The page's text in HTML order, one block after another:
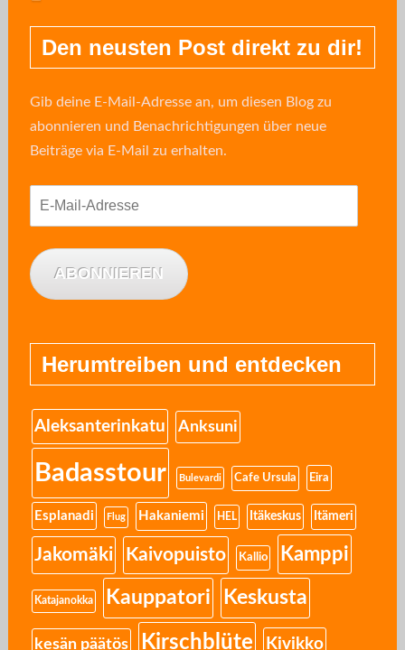
Den neusten Post direkt zu dir!
Gib deine E-Mail-Adresse an, um diesen Blog zu
abonnieren und Benachrichtigungen über neue
Beiträge via E-Mail zu erhalten.
ABONNIEREN
Herumtreiben und entdecken
Aleksanterinkatu Anksuni
Badasstour Bulevardi Cafe Ursula Eira
Esplanadi Flug Hakaniemi HEL Itäkeskus Itämeri
Jakomäki Kaivopuisto Kallio Kamppi
Katajanokka Kauppatori Keskusta
kesän päätös Kirschblüte Kivikko